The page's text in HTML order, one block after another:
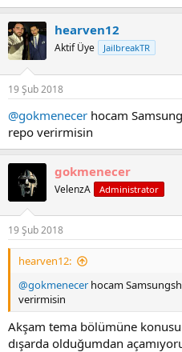
hearven12
Aktif Üye JailbreakTR
19 Şub 2018
@gokmenecer hocam
repo verirmisin
gokmenecer
VelenzA Administrator
19 Şub 2018
hearven12:
@gokmenecer hocam
verirmisin
Akşam tema bölümüne
dışarda olduğumdan